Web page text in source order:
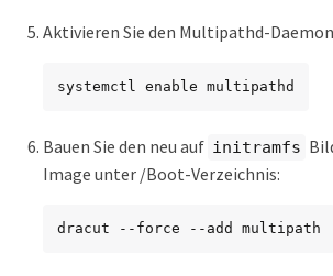
Aktivieren Sie den Multipathd-
systemctl enable multipathd
Bauen Sie den neu auf initramfs
Image unter /Boot-Verzeichnis:
dracut --force --add multipath